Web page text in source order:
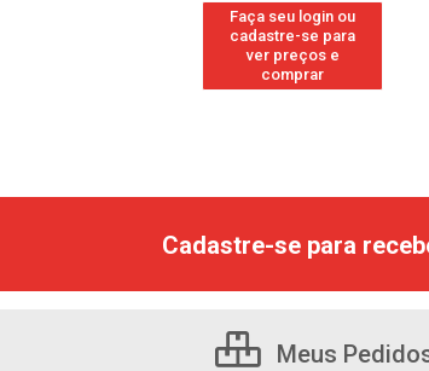
Faça seu login ou
cadastre-se para
ver preços e
comprar
Cadastre-se para
Meus